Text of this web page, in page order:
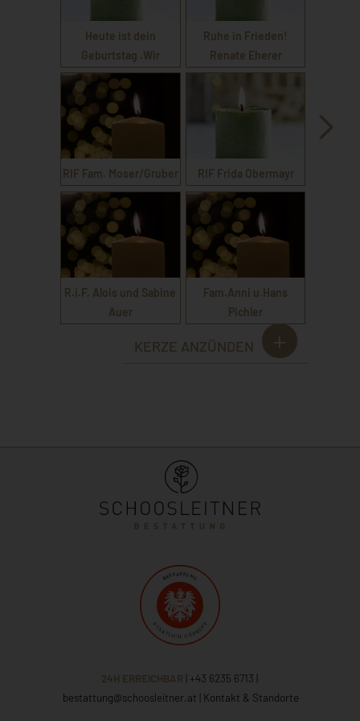
Heute ist dein
Geburtstag .Wir
Ruhe in Frieden!
Renate Eherer
RIF Fam. Moser/Gruber RIF Frida Obermayr
R.i.F. Alois und Sabine
Auer
Fam.Anni u.Hans
Pichler
KERZE ANZÜNDEN
24H ERREICHBAR | +43 6235 6713
bestattung@schoosleitner.at
Kontakt & Standorte